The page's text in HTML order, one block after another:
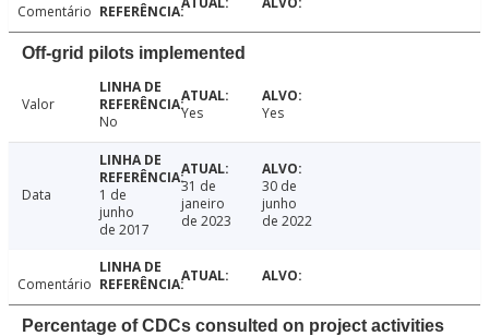
Comentário
Off-grid pilots implemented
Valor
No
Yes Yes
Data
1 de
junho
de 2017
31 de
janeiro
de 2023
30 de
junho
de 2022
Comentário
Percentage of CDCs consulted on project activities